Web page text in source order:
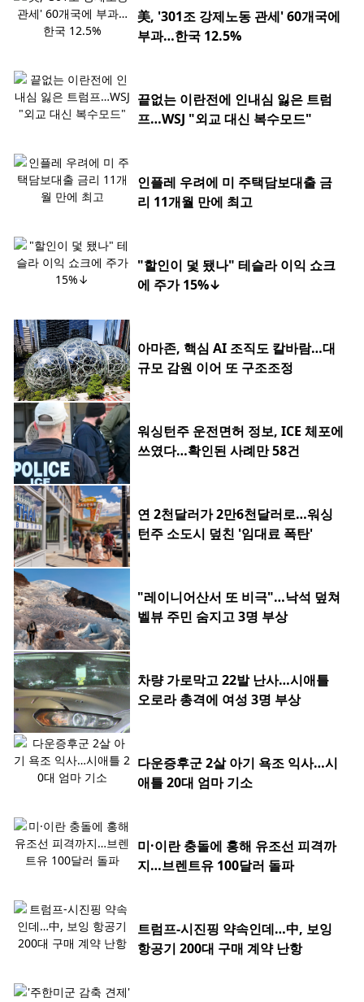
美, '301조 강제노동 관세' 60개국에
부과…한국 12.5%
끝없는 이란전에 인내심 잃은 트럼
프…WSJ "외교 대신 복수모드"
인플레 우려에 미 주택담보대출 금
리 11개월 만에 최고
"할인이 덫 됐나" 테슬라 이익 쇼크
에 주가 15%↓
아마존, 핵심 AI 조직도 칼바람…대
규모 감원 이어 또 구조조정
워싱턴주 운전면허 정보, ICE 체포에
쓰였다…확인된 사례만 58건
연 2천달러가 2만6천달러로…워싱
턴주 소도시 덮친 '임대료 폭탄'
"레이니어산서 또 비극"…낙석 덮쳐
벨뷰 주민 숨지고 3명 부상
차량 가로막고 22발 난사…시애틀
오로라 총격에 여성 3명 부상
다운증후군 2살 아기 욕조 익사…시
애틀 20대 엄마 기소
미·이란 충돌에 홍해 유조선 피격까
지…브렌트유 100달러 돌파
트럼프-시진핑 약속인데…中, 보잉
항공기 200대 구매 계약 난항